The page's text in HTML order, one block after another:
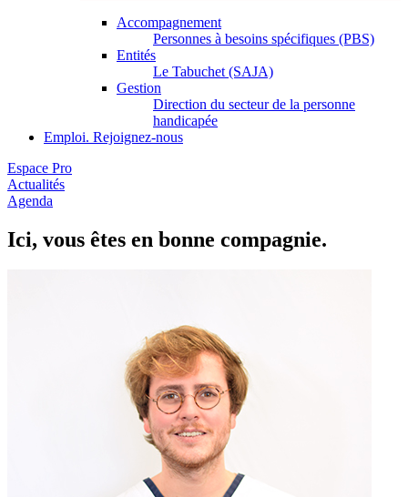
Accompagnement
Personnes à besoins spécifiques (PBS)
Entités
Le Tabuchet (SAJA)
Gestion
Direction du secteur de la personne
handicapée
Emploi. Rejoignez-nous
Espace Pro
Actualités
Agenda
Ici, vous êtes en bonne compagnie.